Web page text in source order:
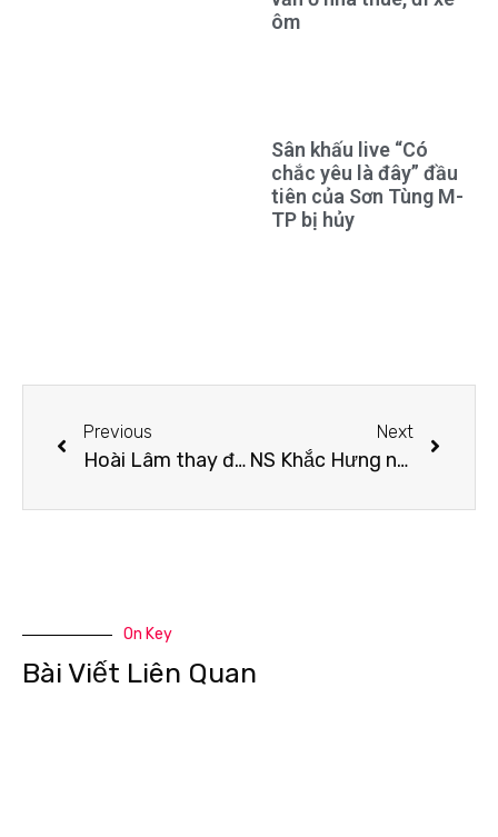
ôm
Sân khấu live “Có
chắc yêu là đây” đầu
tiên của Sơn Tùng M-
TP bị hủy
Previous
Hoài Lâm thay đổi ngoại hình chóng mặt mỗi lần đi hát: Từ vẻ ngoài soái ca đến ‘xuống dốc’ đáng báo động và giờ thì…
Next
NS Khắc Hưng nói gì khi phần hát tiếng Việt của Đức Phúc bị cho là “lép vế” khi hoà giọng cùng 911?
On Key
Bài Viết Liên Quan